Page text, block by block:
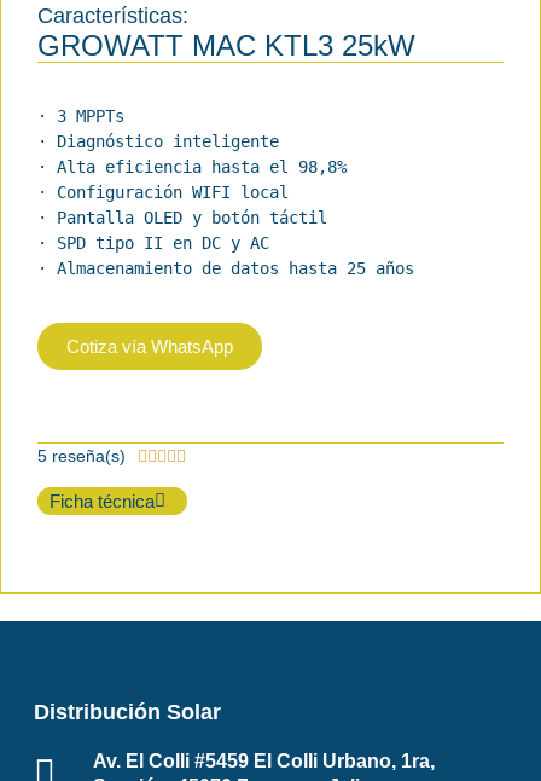
Características:
GROWATT MAC KTL3 25kW
· 3 MPPTs
· Diagnóstico inteligente
· Alta eficiencia hasta el 98,8%
· Configuración WIFI local
· Pantalla OLED y botón táctil
· SPD tipo II en DC y AC
· Almacenamiento de datos hasta 25 años
Cotiza vía WhatsApp
5 reseña(s)     
Ficha técnica
Distribución Solar
Av. El Colli #5459 El Colli Urbano, 1ra,